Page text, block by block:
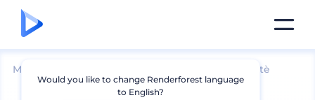
Mockup Mockup bustine caffè e tè
Would you like to change Renderforest language
to English?